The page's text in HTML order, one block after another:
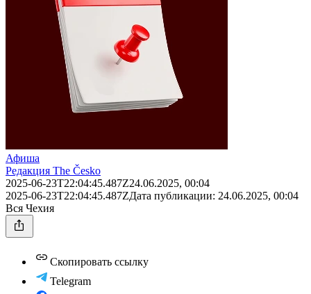
Афиша
Редакция The Česko
2025-06-23T22:04:45.487Z24.06.2025, 00:04
2025-06-23T22:04:45.487ZДата публикации: 24.06.2025, 00:04
Вся Чехия
Скопировать ссылку
Telegram